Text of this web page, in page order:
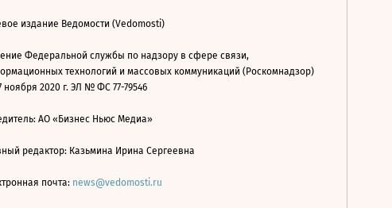
издание Ведомости (Vedomosti)
Федеральной службы по надзору в сфере связи,
технологий и массовых коммуникаций (Роскомнадзор)
ноября 2020 г. ЭЛ № ФС 77-79546
АО «Бизнес Ньюс Медиа»
редактор: Казьмина Ирина Сергеевна
почта: news@vedomosti.ru